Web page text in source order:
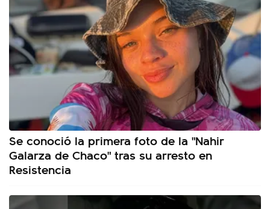
Se conoció la primera foto de la "Nahir
Galarza de Chaco" tras su arresto en
Resistencia